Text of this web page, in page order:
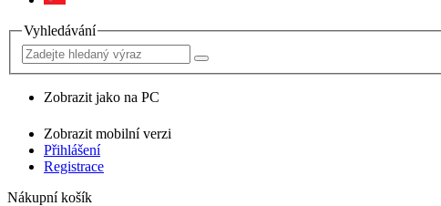
Vyhledávání
Zobrazit jako na PC
Zobrazit mobilní verzi
Přihlášení
Registrace
Nákupní košík